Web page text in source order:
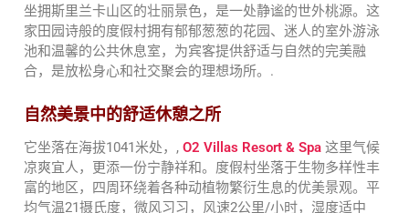
坐拥斯里兰卡山区的壮丽景色，是一处静谧的世外桃源。这
家田园诗般的度假村拥有郁郁葱葱的花园、迷人的室外游泳
池和温馨的公共休息室，为宾客提供舒适与自然的完美融
合，是放松身心和社交聚会的理想场所。.
自然美景中的舒适休憩之所
它坐落在海拔1041米处，, O2 Villas Resort & Spa 这里气候
凉爽宜人，更添一份宁静祥和。度假村坐落于生物多样性丰
富的地区，四周环绕着各种动植物繁衍生息的优美景观。平
均气温21摄氏度，微风习习，风速2公里/小时，湿度适中